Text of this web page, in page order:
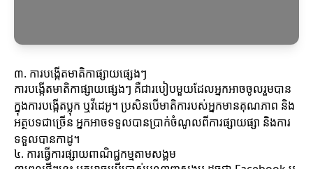
៣. ការបង្កើតមាតិកាផ្សាយផ្សេងៗ
ការបង្កើតមាតិកាផ្សាយផ្សេងៗ គឺជារបៀបមួយដែលអ្នកអាចចូលរួមបាន
ក្នុងការបង្កើតប្លុក ឬវីដេអូ។ ប្រសិនបើមាតិការបស់អ្នកមានគុណភាព និង
អត្ថបទជាច្រើន អ្នកអាចទទួលបានប្រាក់ចំណូលពីការផ្សាយផ្សា និងការ
ទទួលបានកាដូ។
៤. ការធ្វើការផ្សាយពាណិជ្ជកម្មតាមសង្គម